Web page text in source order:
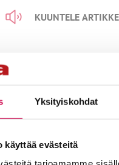
Yksityiskohdat
käyttää evästeitä
KUUNTELE
| Pala sydäntä
Nousimme